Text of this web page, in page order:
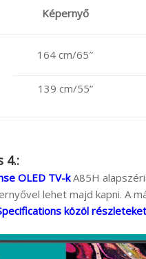
Képernyő
164 cm/65″
139 cm/55”
4.:
OLED TV-kA85H
lehet majd kapni. A
közöl részleteket